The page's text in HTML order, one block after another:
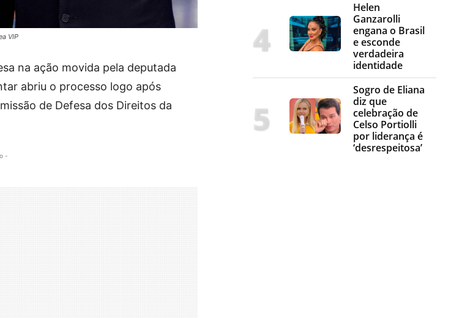
VIP
na ação movida pela deputada
abriu o processo logo após
de Defesa dos Direitos da
-
Helen
Ganzarolli
engana o Brasil
e esconde
verdadeira
identidade
Sogro de Eliana
diz que
celebração de
Celso Portiolli
por liderança é
‘desrespeitosa’